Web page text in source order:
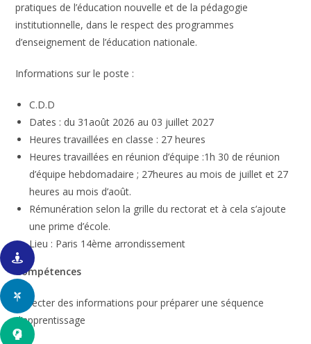
pratiques de l’éducation nouvelle et de la pédagogie
institutionnelle, dans le respect des programmes
d’enseignement de l’éducation nationale.
Informations sur le poste :
C.D.D
Dates : du 31août 2026 au 03 juillet 2027
Heures travaillées en classe : 27 heures
Heures travaillées en réunion d’équipe :1h 30 de réunion
d’équipe hebdomadaire ; 27heures au mois de juillet et 27
heures au mois d’août.
Rémunération selon la grille du rectorat et à cela s’ajoute
une prime d’école.
Lieu : Paris 14ème arrondissement
Compétences
Collecter des informations pour préparer une séquence
d’apprentissage